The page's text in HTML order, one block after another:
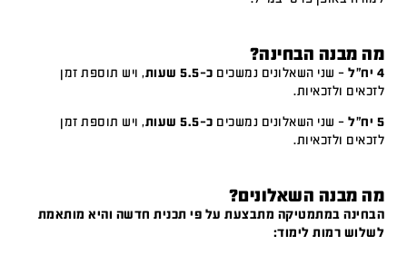
מה מבנה הבחינה?
4 יח"ל – שני השאלונים נמשכים כ-5.5 שעות
, ויש תוספת זמן
לזכאים ולזכאיות.
5 יח"ל – שני השאלונים נמשכים כ-5.5 שעות
, ויש תוספת זמן
לזכאים ולזכאיות.
מה מבנה השאלונים?
הבחינה במתמטיקה מתבצעת על פי תכנית חדשה והיא מותאמת
לשלוש רמות לימוד: